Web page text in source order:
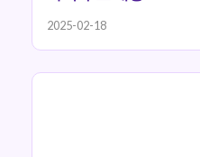
2025-02-18